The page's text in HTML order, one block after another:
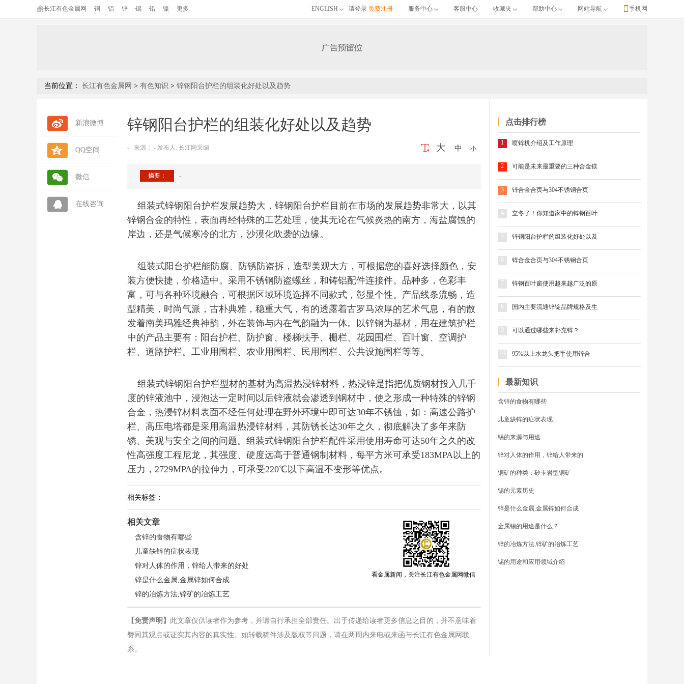
长江有色金属网 铜 铝 锌 锡 铅 镍 更多 ENGLISH 请登录 免费注册 服务中心 客服中心 收藏夹 帮助中心 网站导航 手机网
当前位置： 长江有色金属网 > 有色知识 > 锌钢阳台护栏的组装化好处以及趋势
新浪微博
QQ空间
微信
在线咨询
锌钢阳台护栏的组装化好处以及趋势
- 来源： - 发布人: 长江网采编 大 中 小
摘要： -
组装式锌钢阳台护栏发展趋势大，锌钢阳台护栏目前在市场的发展趋势非常大，以其
锌钢合金的特性，表面再经特殊的工艺处理，使其无论在气候炎热的南方，海盐腐蚀的
岸边，还是气候寒冷的北方，沙漠化吹袭的边缘。
组装式阳台护栏能防腐、防锈防盗拆，造型美观大方，可根据您的喜好选择颜色，安
装方便快捷，价格适中。采用不锈钢防盗螺丝，和铸铝配件连接件。品种多，色彩丰
富，可与各种环境融合，可根据区域环境选择不同款式，彰显个性。产品线条流畅，造
型精美，时尚气派，古朴典雅，稳重大气，有的透露着古罗马浓厚的艺术气息，有的散
发着南美玛雅经典神韵，外在装饰与内在气韵融为一体。以锌钢为基材，用在建筑护栏
中的产品主要有：阳台护栏、防护窗、楼梯扶手、栅栏、花园围栏、百叶窗、空调护
栏、道路护栏。工业用围栏、农业用围栏、民用围栏、公共设施围栏等等。
组装式锌钢阳台护栏型材的基材为高温热浸锌材料，热浸锌是指把优质钢材投入几千
度的锌液池中，浸泡达一定时间以后锌液就会渗透到钢材中，使之形成一种特殊的锌钢
合金，热浸锌材料表面不经任何处理在野外环境中即可达30年不锈蚀，如：高速公路护
栏、高压电塔都是采用高温热浸锌材料，其防锈长达30年之久，彻底解决了多年来防
锈、美观与安全之间的问题。组装式锌钢阳台护栏配件采用使用寿命可达50年之久的改
性高强度工程尼龙，其强度、硬度远高于普通钢制材料，每平方米可承受183MPA以上的
压力，2729MPA的拉伸力，可承受220℃以下高温不变形等优点。
相关标签：
相关文章
含锌的食物有哪些
儿童缺锌的症状表现
锌对人体的作用，锌给人带来的好处
锌是什么金属,金属锌如何合成
锌的冶炼方法,锌矿的冶炼工艺
看金属新闻，关注长江有色金属网微信
【免责声明】 此文章仅供读者作为参考，并请自行承担全部责任。出于传递给读者更多信息之目的，并不意味着
赞同其观点或证实其内容的真实性。如转载稿件涉及版权等问题，请在两周内来电或来函与长江有色金属网联
系。
点击排行榜
1 喷锌机介绍及工作原理
2 可能是未来最重要的三种合金镁
3 锌合金合页与304不锈钢合页
4 立冬了！你知道家中的锌钢百叶
5 锌钢阳台护栏的组装化好处以及
锌合金合页与304不锈钢合页
7 锌钢百叶窗使用越来越广泛的原
国内主要流通锌锭品牌规格及生
可以通过哪些来补充锌？
95%以上水龙头把手使用锌合
最新知识
含锌的食物有哪些
儿童缺锌的症状表现
锡的来源与用途
锌对人体的作用，锌给人带来的
铜矿的种类：矽卡岩型铜矿
锡的元素历史
锌是什么金属,金属锌如何合成
金属锡的用途是什么？
锌的冶炼方法,锌矿的冶炼工艺
锡的用途和应用领域介绍